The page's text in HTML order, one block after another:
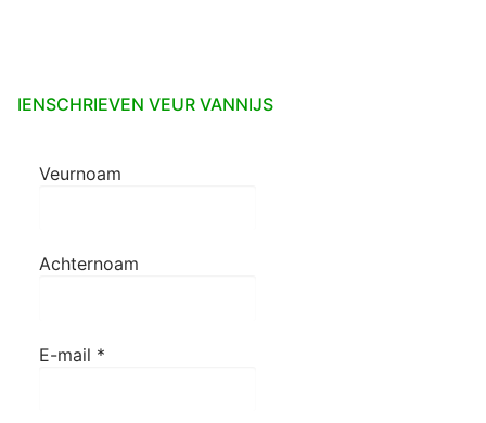
IENSCHRIEVEN VEUR VANNIJS
Veurnoam
Achternoam
E-mail *